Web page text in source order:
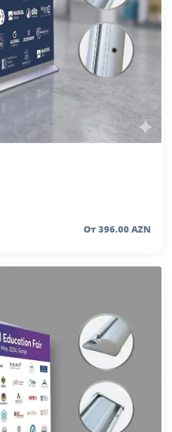
От 396.00 AZN